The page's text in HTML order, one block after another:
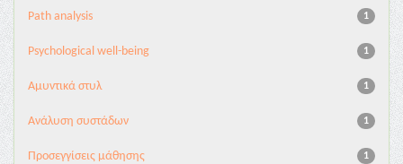
1
Path analysis
1
Psychological well-being
1
Αμυντικά στυλ
1
Ανάλυση συστάδων
1
Προσεγγίσεις μάθησης